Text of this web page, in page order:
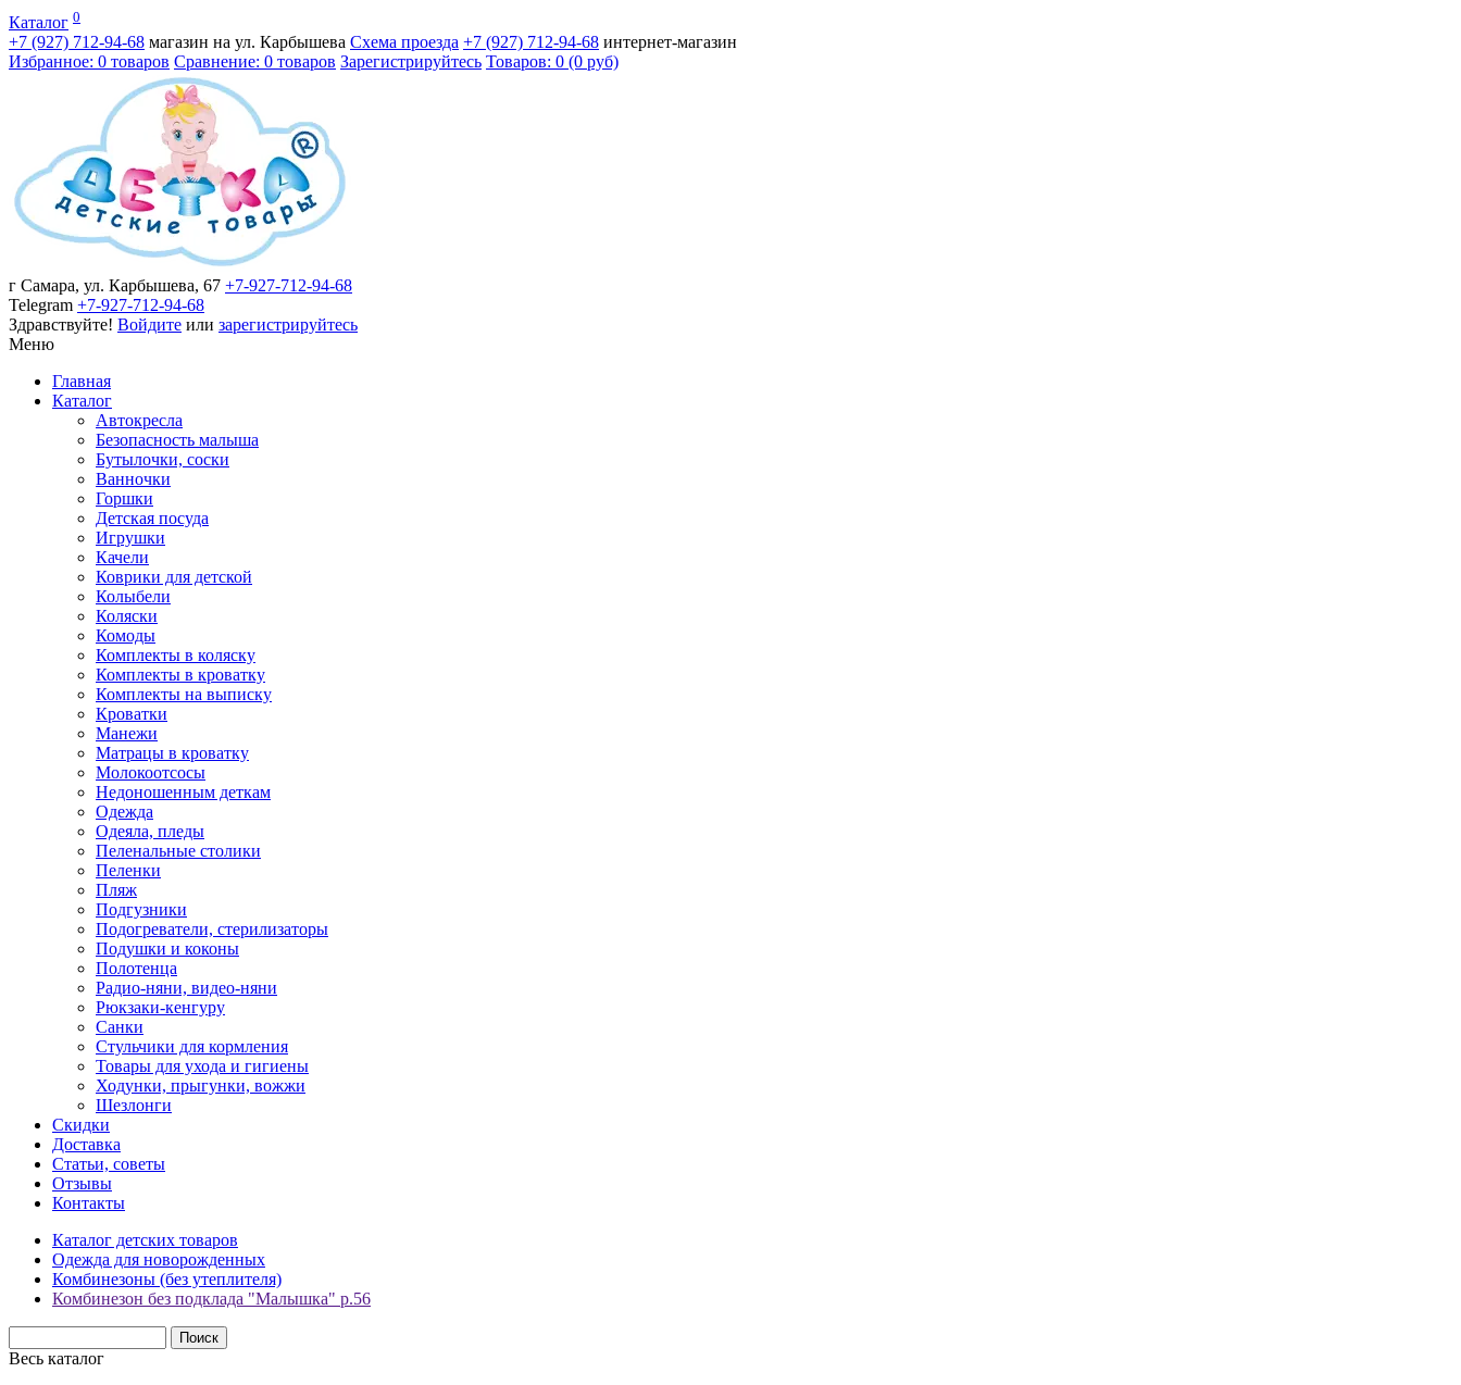
Каталог 0
+7 (927) 712-94-68 магазин на ул. Карбышева Схема проезда +7 (927) 712-94-68 интернет-магазин
Избранное: 0 товаров Сравнение: 0 товаров Зарегистрируйтесь Товаров: 0 (0 руб)
г Самара, ул. Карбышева, 67 +7-927-712-94-68
Telegram +7-927-712-94-68
Здравствуйте! Войдите или зарегистрируйтесь
Меню
Главная
Каталог
Автокресла
Безопасность малыша
Бутылочки, соски
Ванночки
Горшки
Детская посуда
Игрушки
Качели
Коврики для детской
Колыбели
Коляски
Комоды
Комплекты в коляску
Комплекты в кроватку
Комплекты на выписку
Кроватки
Манежи
Матрацы в кроватку
Молокоотсосы
Недоношенным деткам
Одежда
Одеяла, пледы
Пеленальные столики
Пеленки
Пляж
Подгузники
Подогреватели, стерилизаторы
Подушки и коконы
Полотенца
Радио-няни, видео-няни
Рюкзаки-кенгуру
Санки
Стульчики для кормления
Товары для ухода и гигиены
Ходунки, прыгунки, вожжи
Шезлонги
Скидки
Доставка
Статьи, советы
Отзывы
Контакты
Каталог детских товаров
Одежда для новорожденных
Комбинезоны (без утеплителя)
Комбинезон без подклада "Малышка" р.56
Весь каталог